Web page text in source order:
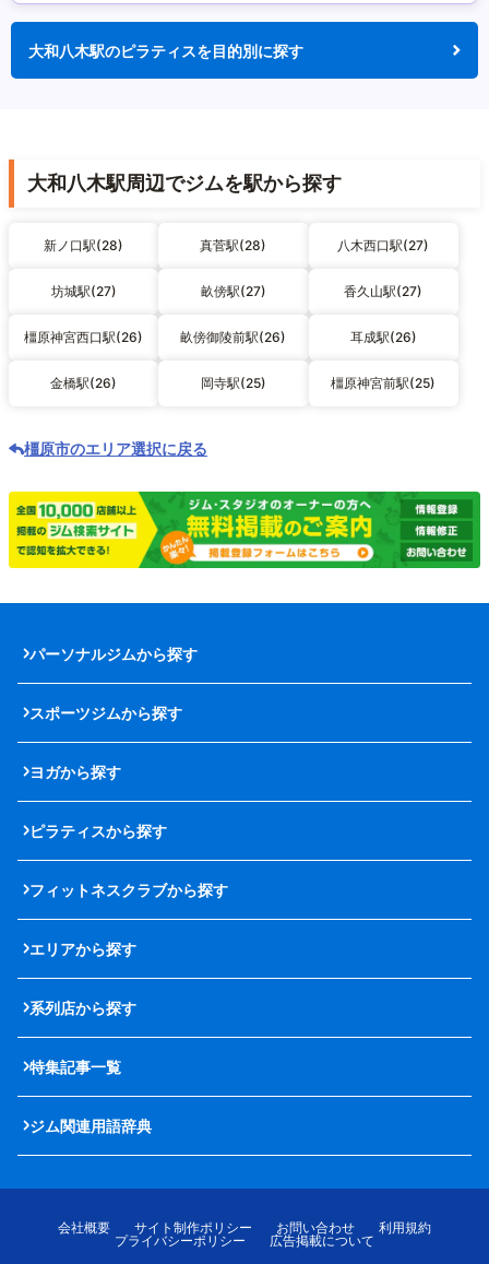
大和八木駅のピラティスを目的別に探す
大和八木駅周辺でジムを駅から探す
新ノ口駅(28) 真菅駅(28) 八木西口駅(27)
坊城駅(27) 畝傍駅(27) 香久山駅(27)
橿原神宮西口駅(26) 畝傍御陵前駅(26) 耳成駅(26)
金橋駅(26) 岡寺駅(25) 橿原神宮前駅(25)
橿原市のエリア選択に戻る
パーソナルジムから探す
スポーツジムから探す
ヨガから探す
ピラティスから探す
フィットネスクラブから探す
エリアから探す
系列店から探す
特集記事一覧
ジム関連用語辞典
会社概要 サイト制作ポリシー お問い合わせ
利用規約
プライバシーポリシー
広告掲載について